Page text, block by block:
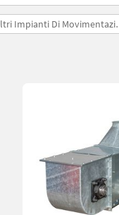
Impianti Di